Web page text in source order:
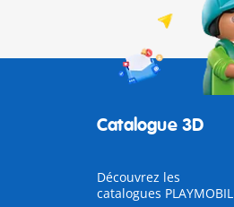
Catalogue 3D
Découvrez les
catalogues PLAYMOBIL